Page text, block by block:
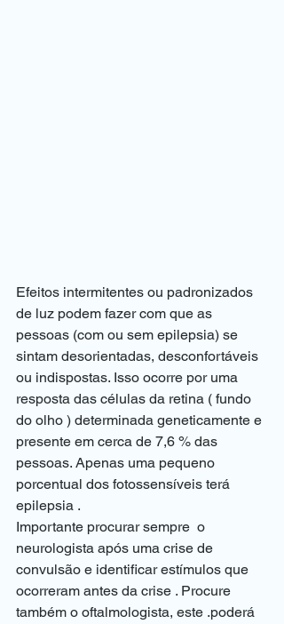
Efeitos intermitentes ou padronizados
de luz podem fazer com que as
pessoas (com ou sem epilepsia) se
sintam desorientadas, desconfortáveis
ou indispostas. Isso ocorre por uma
resposta das células da retina ( fundo
do olho ) determinada geneticamente e
presente em cerca de 7,6 % das
pessoas. Apenas uma pequeno
porcentual dos fotossensíveis terá
epilepsia .
Importante procurar sempre  o
neurologista após uma crise de
convulsão e identificar estímulos que
ocorreram antes da crise . Procure
também o oftalmologista, este .poderá